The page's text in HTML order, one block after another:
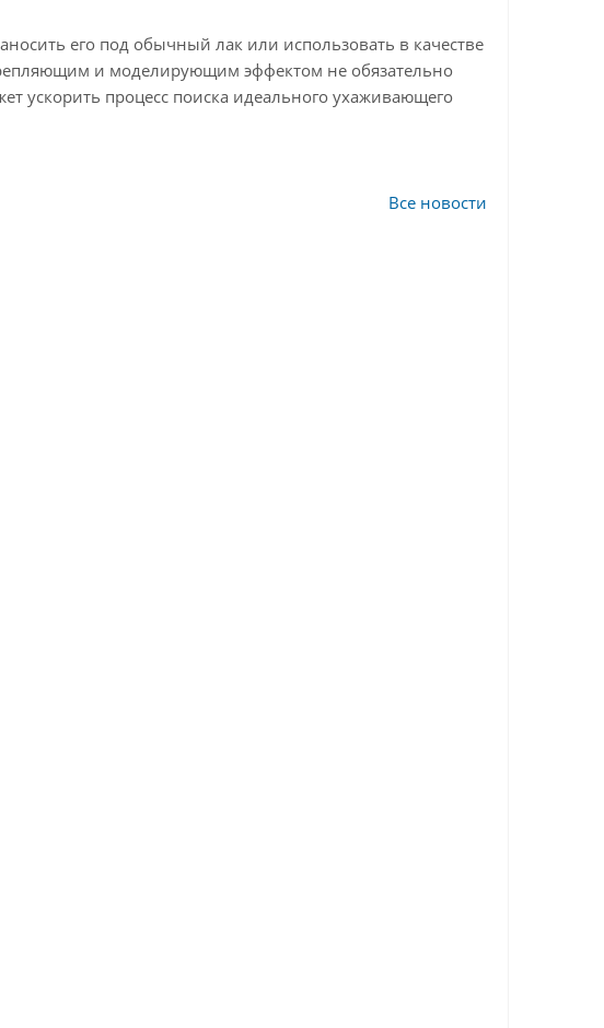
его под обычный лак или использовать в качестве
и моделирующим эффектом не обязательно
ускорить процесс поиска идеального ухаживающего
Все новости